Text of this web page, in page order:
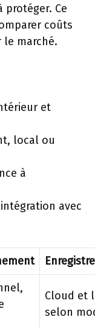
protéger. Ce
coûts
marché.
et
local ou
à
avec
Cloud et
selon